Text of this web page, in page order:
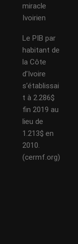
miracle
Ivoirien
Le PIB par
habitant de
la Côte
d’Ivoire
s’établissai
t à 2.286$
fin 2019 au
lieu de
1.213$ en
2010.
(cermf.org)